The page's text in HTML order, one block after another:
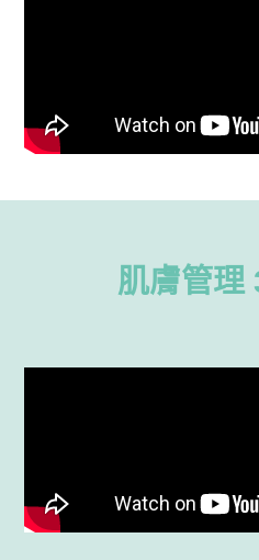
肌膚管理